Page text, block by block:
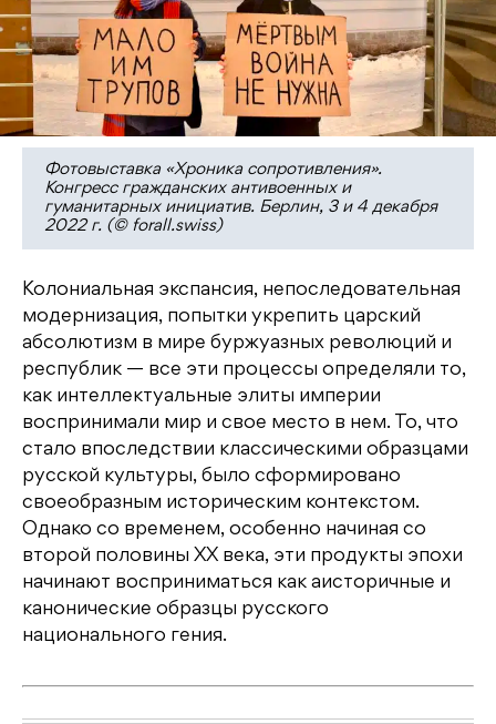
Фотовыставка «Хроника сопротивления».
Конгресс гражданских антивоенных и
гуманитарных инициатив. Берлин, 3 и 4 декабря
2022 г. (© forall.swiss)
Колониальная экспансия, непоследовательная
модернизация, попытки укрепить царский
абсолютизм в мире буржуазных революций и
республик — все эти процессы определяли то,
как интеллектуальные элиты империи
воспринимали мир и свое место в нем. То, что
стало впоследствии классическими образцами
русской культуры, было сформировано
своеобразным историческим контекстом.
Однако со временем, особенно начиная со
второй половины ХХ века, эти продукты эпохи
начинают восприниматься как аисторичные и
канонические образцы русского
национального гения.